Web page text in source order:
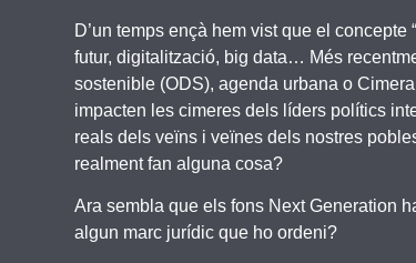
D’un temps ençà hem vist que el
futur, digitalització, big data… Més
sostenible (ODS), agenda urbana o
impacten les cimeres dels líders polítics
reals dels veïns i veïnes dels nostres
realment fan alguna cosa?
Ara sembla que els fons Next Generation
algun marc jurídic que ho ordeni?